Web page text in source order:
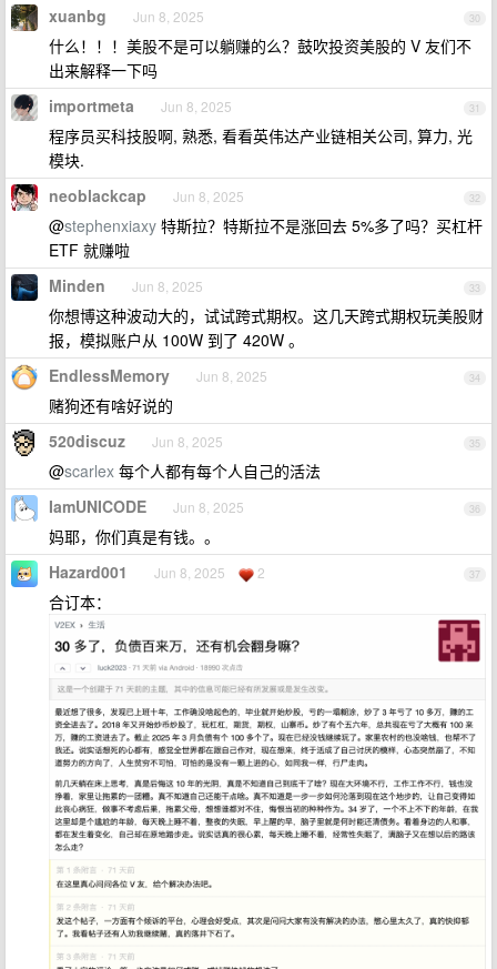
30
xuanbg Jun 8, 2025
什么！！！美股不是可以躺赚的么？鼓吹投资美股的 V 友们不
出来解释一下吗
31
importmeta Jun 8, 2025
程序员买科技股啊, 熟悉, 看看英伟达产业链相关公司, 算力, 光
模块.
32
neoblackcap Jun 8, 2025
@stephenxiaxy 特斯拉？特斯拉不是涨回去 5%多了吗？买杠杆
ETF 就赚啦
33
Minden Jun 8, 2025
你想博这种波动大的，试试跨式期权。这几天跨式期权玩美股财
报，模拟账户从 100W 到了 420W 。
34
EndlessMemory Jun 8, 2025
赌狗还有啥好说的
35
520discuz Jun 8, 2025
@scarlex 每个人都有每个人自己的活法
36
IamUNICODE Jun 8, 2025
妈耶，你们真是有钱。。
37
Hazard001 Jun 8, 2025 2
合订本：